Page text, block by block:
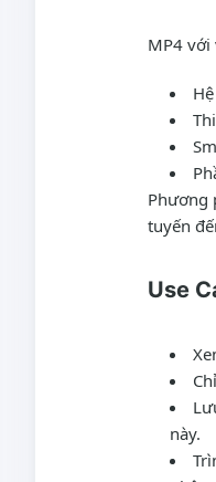
MP4 với
Phương
tuyến
Use
này.